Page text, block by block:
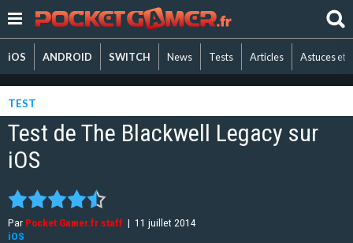
iOS ANDROID SWITCH News Tests Articles Astuces et
TEST
Test de The Blackwell Legacy sur
iOS
Par Pocket Gamer.fr staff | 11 juillet 2014
iOS